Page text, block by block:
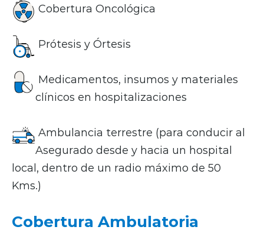
Cobertura Oncológica
Prótesis y Órtesis
Medicamentos, insumos y materiales
clínicos en hospitalizaciones
Ambulancia terrestre (para conducir al
Asegurado desde y hacia un hospital
local, dentro de un radio máximo de 50
Kms.)
Cobertura Ambulatoria